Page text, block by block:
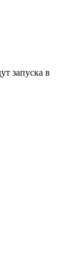
запуска в